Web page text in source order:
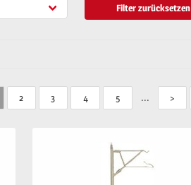
Filter zurücksetzen
2 3 4 5 ... >